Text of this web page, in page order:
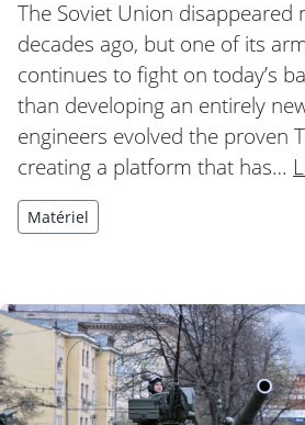
The Soviet Union
decades ago, but one of its
continues to fight on today’s
than developing an entirely
engineers evolved the proven
creating a platform that has…
Matériel